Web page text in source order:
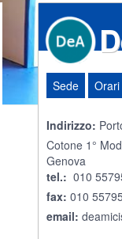
Sede Orari
Indirizzo:
Cotone 1°
Genova
tel.: 010
fax: 010
email: